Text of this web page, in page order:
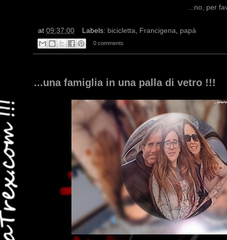
...no, per
at 09:37:00 Labels: bicicletta Francigena papà
0 comments
...una famiglia in una palla di vetro !!!